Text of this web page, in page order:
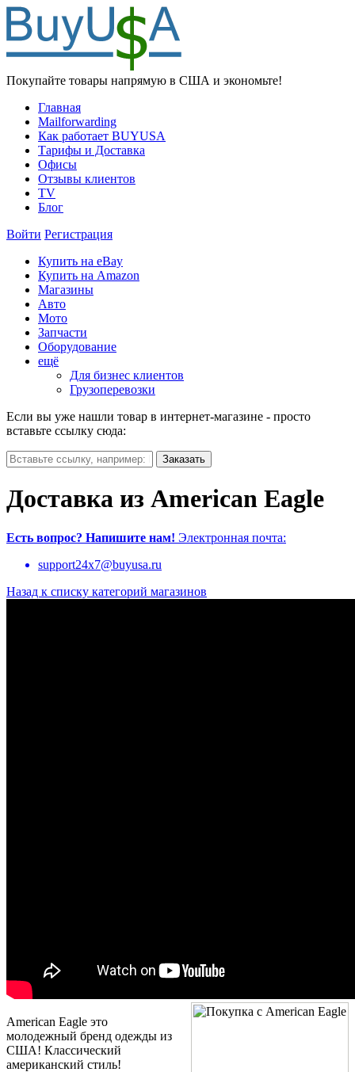
Покупайте товары напрямую в США и экономьте!
Главная
Mailforwarding
Как работает BUYUSA
Тарифы и Доставка
Офисы
Отзывы клиентов
TV
Блог
Войти Регистрация
Купить на eBay
Купить на Amazon
Магазины
Авто
Мото
Запчасти
Оборудование
ещё
Для бизнес клиентов
Грузоперевозки
Если вы уже нашли товар в интернет-магазине - просто
вставьте ссылку сюда:
Доставка из American Eagle
Есть вопрос? Напишите нам! Электронная почта:
support24x7@buyusa.ru
Назад к списку категорий магазинов
American Eagle это
молодежный бренд одежды из
США! Классический
американский стиль!